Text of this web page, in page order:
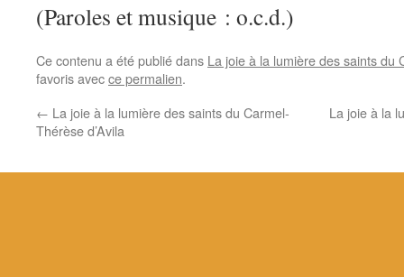
(Paroles et musique : o.c.d.)
Ce contenu a été publié dans La joie à la lumière des saints du
favoris avecce permalien.
← La joie à la lumière des saints du Carmel-
Thérèse d’Avila
La joie à la